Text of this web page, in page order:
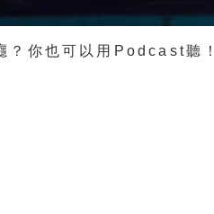
？你也可以用Podcast聽！